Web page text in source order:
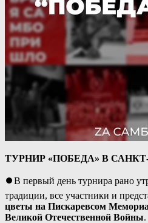
ТУРНИР «ПОБЕДА» В
⏺В первый день турнира рано
традиции, все участники и
цветы на Пискаревсом
Великой Отечественной Войны.